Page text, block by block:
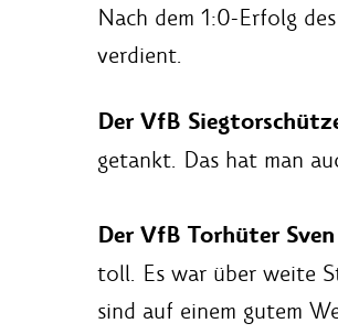
Nach dem 1:0-Erfolg
verdient.
Der VfB
getankt. Das hat man
Der VfB Torhüter
toll. Es war über weite
sind auf einem gutem